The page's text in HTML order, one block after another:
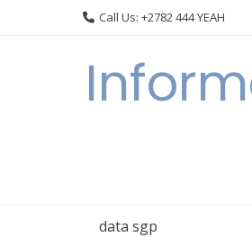
Call Us: +2782 444 YEAH
data sgp